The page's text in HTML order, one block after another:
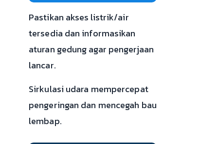
Pastikan akses listrik/air
tersedia dan informasikan
aturan gedung agar pengerjaan
lancar.
Sirkulasi udara mempercepat
pengeringan dan mencegah bau
lembap.